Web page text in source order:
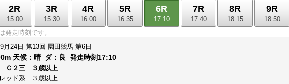
2R
15:00
3R
15:30
4R
16:00
5R
16:35
6R
17:10
7R
17:40
8R
18:15
9R
18:50
発走時刻です。
月24日 第13回 園田競馬 第6日
天候： 晴 ダ： 良 発走時刻17:10
Ｃ２三 ３歳以上
ッド系 ３歳以上